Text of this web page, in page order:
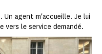
Un agent m'accueille. Je lui
vers le service demandé.